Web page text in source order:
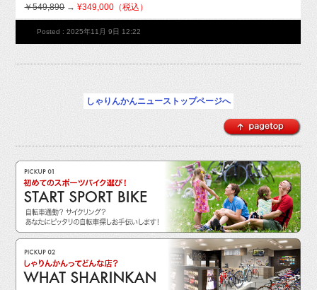
￥549,890→¥349,000（税込）
Posted : 2025年11月 9日 12:22
しゃりんかんニューストップページへ